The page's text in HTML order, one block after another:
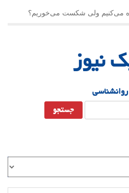
می‌کنیم ولی شکست می‌خوریم؟
نیوز